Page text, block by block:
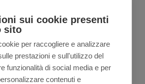
Il
prezzo
era:
€45,10.
Il
prezzo
è:
€41,90.
sui cookie presenti
sito
per raccogliere e analizzare
prestazioni e sull'utilizzo del
funzionalità di social media e per
contenuti e